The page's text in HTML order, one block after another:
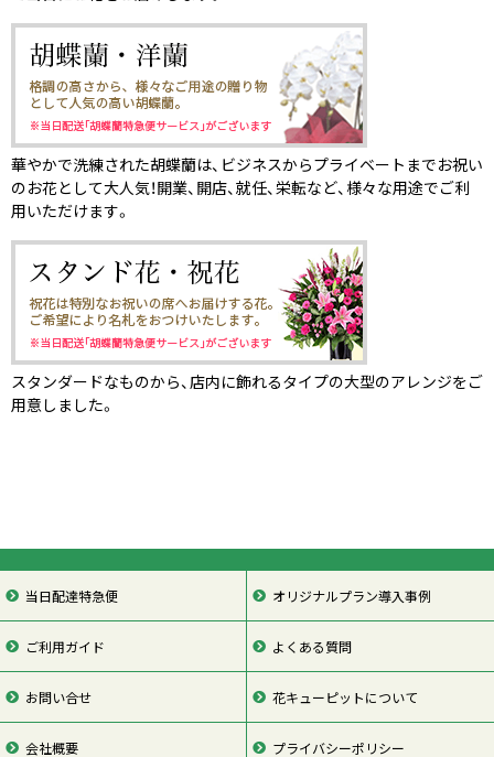
華やかで洗練された胡蝶蘭は、ビジネスからプライベートまでお祝い
のお花として大人気！開業、開店、就任、栄転など、様々な用途でご利
用いただけます。
スタンダードなものから、店内に飾れるタイプの大型のアレンジをご
用意しました。
当日配達特急便 オリジナルプラン導入事例
ご利用ガイド よくある質問
お問い合せ 花キューピットについて
会社概要 プライバシーポリシー